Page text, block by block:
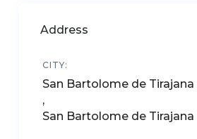
Address
CITY:
San Bartolome de Tirajana
,
San Bartolome de Tirajana